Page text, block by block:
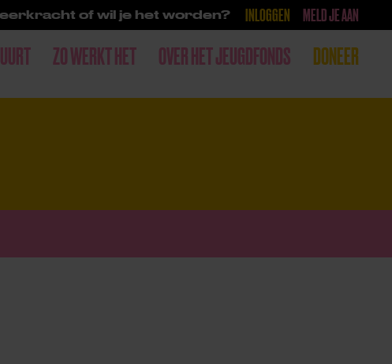
of wil je het worden? INLOGGEN MELD JE AAN
ZO WERKT HET OVER HET JEUGDFONDS DONEER